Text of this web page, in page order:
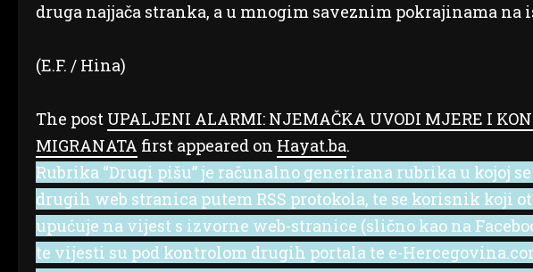
druga najjača stranka, a u mnogim saveznim pokrajinama
(E.F. / Hina)
The post UPALJENI ALARMI: NJEMAČKA UVODI MJERE I
MIGRANATA first appeared on Hayat.ba.
Rubrika “Drugi pišu” je računalno generirana rubrika u kojoj
drugih web stranica putem RSS protokola, te se korisnik
upućuje na vijest s izvorne web-stranice (slično kao na
te vijesti su pod kontrolom drugih portala te e-